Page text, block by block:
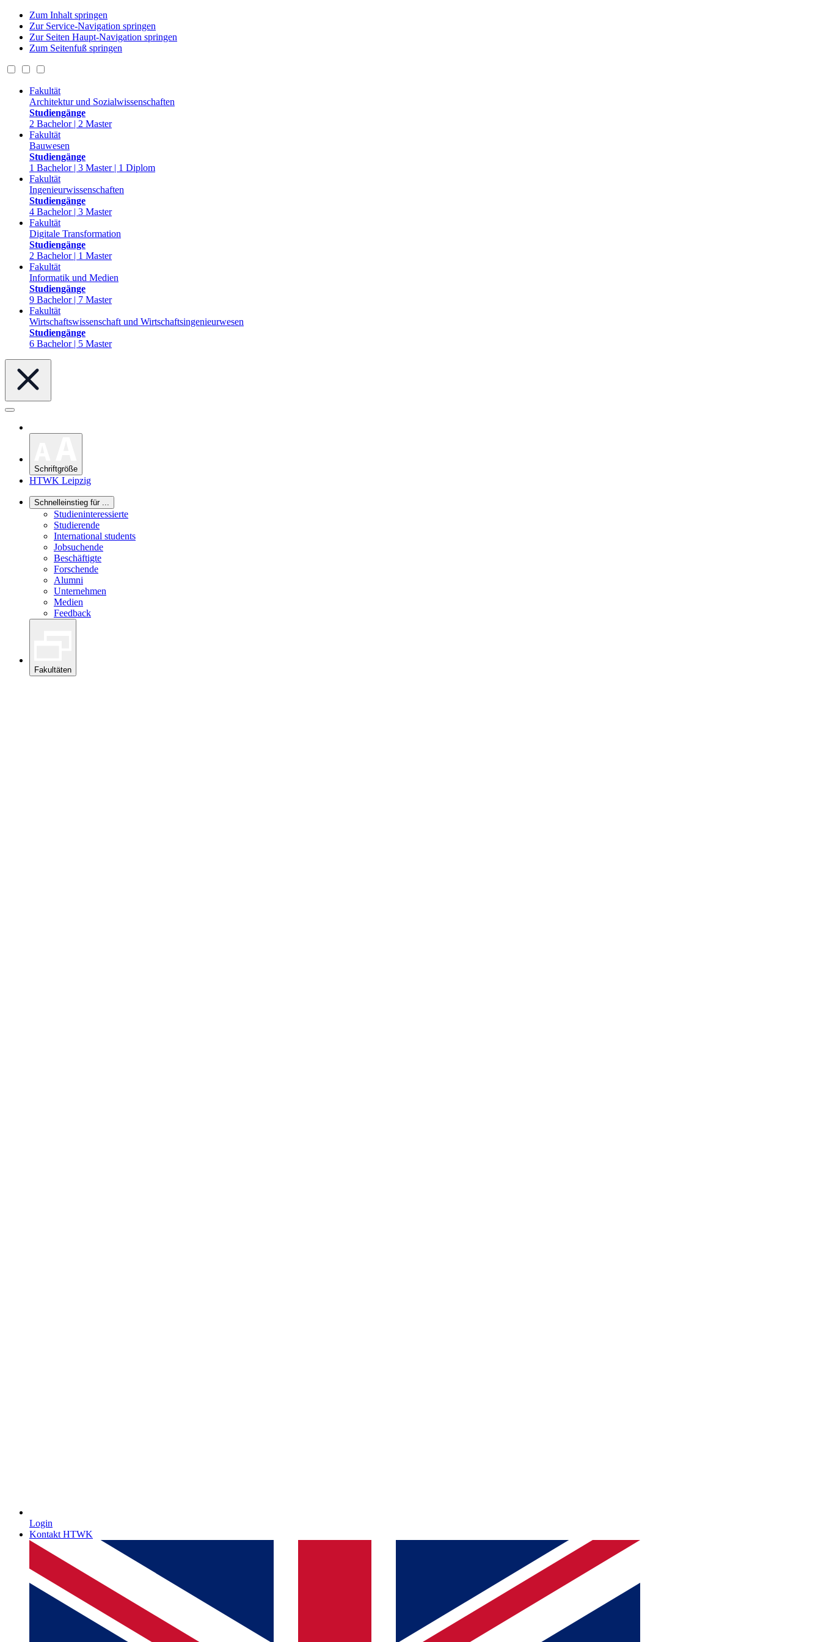
Zum Inhalt springen
Zur Service-Navigation springen
Zur Seiten Haupt-Navigation springen
Zum Seitenfuß springen
Fakultät
Architektur und Sozialwissenschaften
Studiengänge
2 Bachelor | 2 Master
Fakultät
Bauwesen
Studiengänge
1 Bachelor | 3 Master | 1 Diplom
Fakultät
Ingenieurwissenschaften
Studiengänge
4 Bachelor | 3 Master
Fakultät
Digitale Transformation
Studiengänge
2 Bachelor | 1 Master
Fakultät
Informatik und Medien
Studiengänge
9 Bachelor | 7 Master
Fakultät
Wirtschaftswissenschaft und Wirtschaftsingenieurwesen
Studiengänge
6 Bachelor | 5 Master
Schriftgröße
HTWK Leipzig
Schnelleinstieg für ...
Studieninteressierte
Studierende
International students
Jobsuchende
Beschäftigte
Forschende
Alumni
Unternehmen
Medien
Feedback
Fakultäten
Login
Kontakt HTWK